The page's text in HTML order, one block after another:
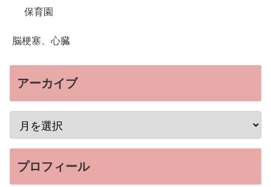
保育園
脳梗塞、心臓
アーカイブ
プロフィール